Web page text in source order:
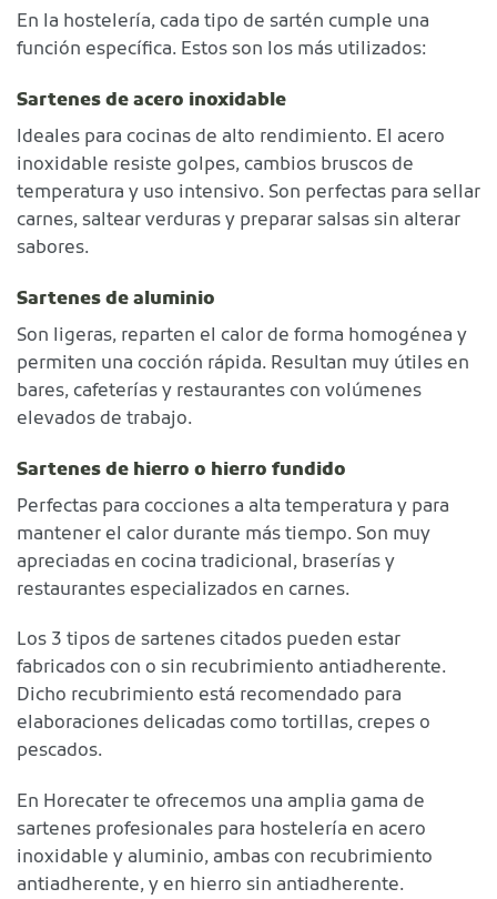
En la hostelería, cada tipo de sartén cumple una
función específica. Estos son los más utilizados:
Sartenes de acero inoxidable
Ideales para cocinas de alto rendimiento. El acero
inoxidable resiste golpes, cambios bruscos de
temperatura y uso intensivo. Son perfectas para sellar
carnes, saltear verduras y preparar salsas sin alterar
sabores.
Sartenes de aluminio
Son ligeras, reparten el calor de forma homogénea y
permiten una cocción rápida. Resultan muy útiles en
bares, cafeterías y restaurantes con volúmenes
elevados de trabajo.
Sartenes de hierro o hierro fundido
Perfectas para cocciones a alta temperatura y para
mantener el calor durante más tiempo. Son muy
apreciadas en cocina tradicional, braserías y
restaurantes especializados en carnes.
Los 3 tipos de sartenes citados pueden estar
fabricados con o sin recubrimiento antiadherente.
Dicho recubrimiento está recomendado para
elaboraciones delicadas como tortillas, crepes o
pescados.
En Horecater te ofrecemos una amplia gama de
sartenes profesionales para hostelería en acero
inoxidable y aluminio, ambas con recubrimiento
antiadherente, y en hierro sin antiadherente.